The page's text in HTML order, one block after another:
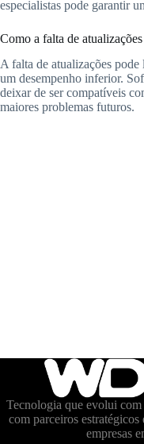
especialistas pode garantir
Como a falta de
A falta de atualizações
um desempenho inferior.
deixar de ser compatíveis
maiores problemas futuros.
Tecnologia que evolui
com parceiros
empresas